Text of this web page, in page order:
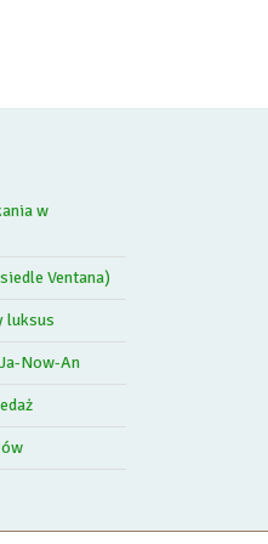
w
Ventana)
luksus
Now-An